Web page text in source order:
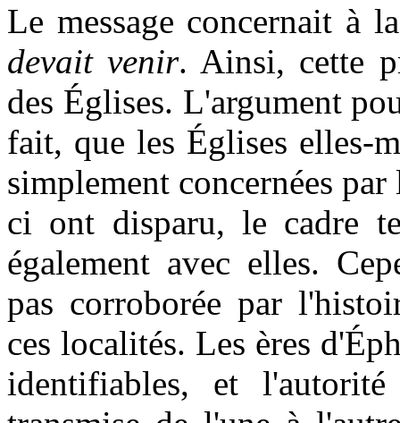
Le message concernait à
devait venir. Ainsi, cette
des Églises. L'argument
fait, que les Églises elles-
simplement concernées
ci ont disparu, le cadre
également avec elles.
pas corroborée par
ces localités. Les ères
identifiables, et